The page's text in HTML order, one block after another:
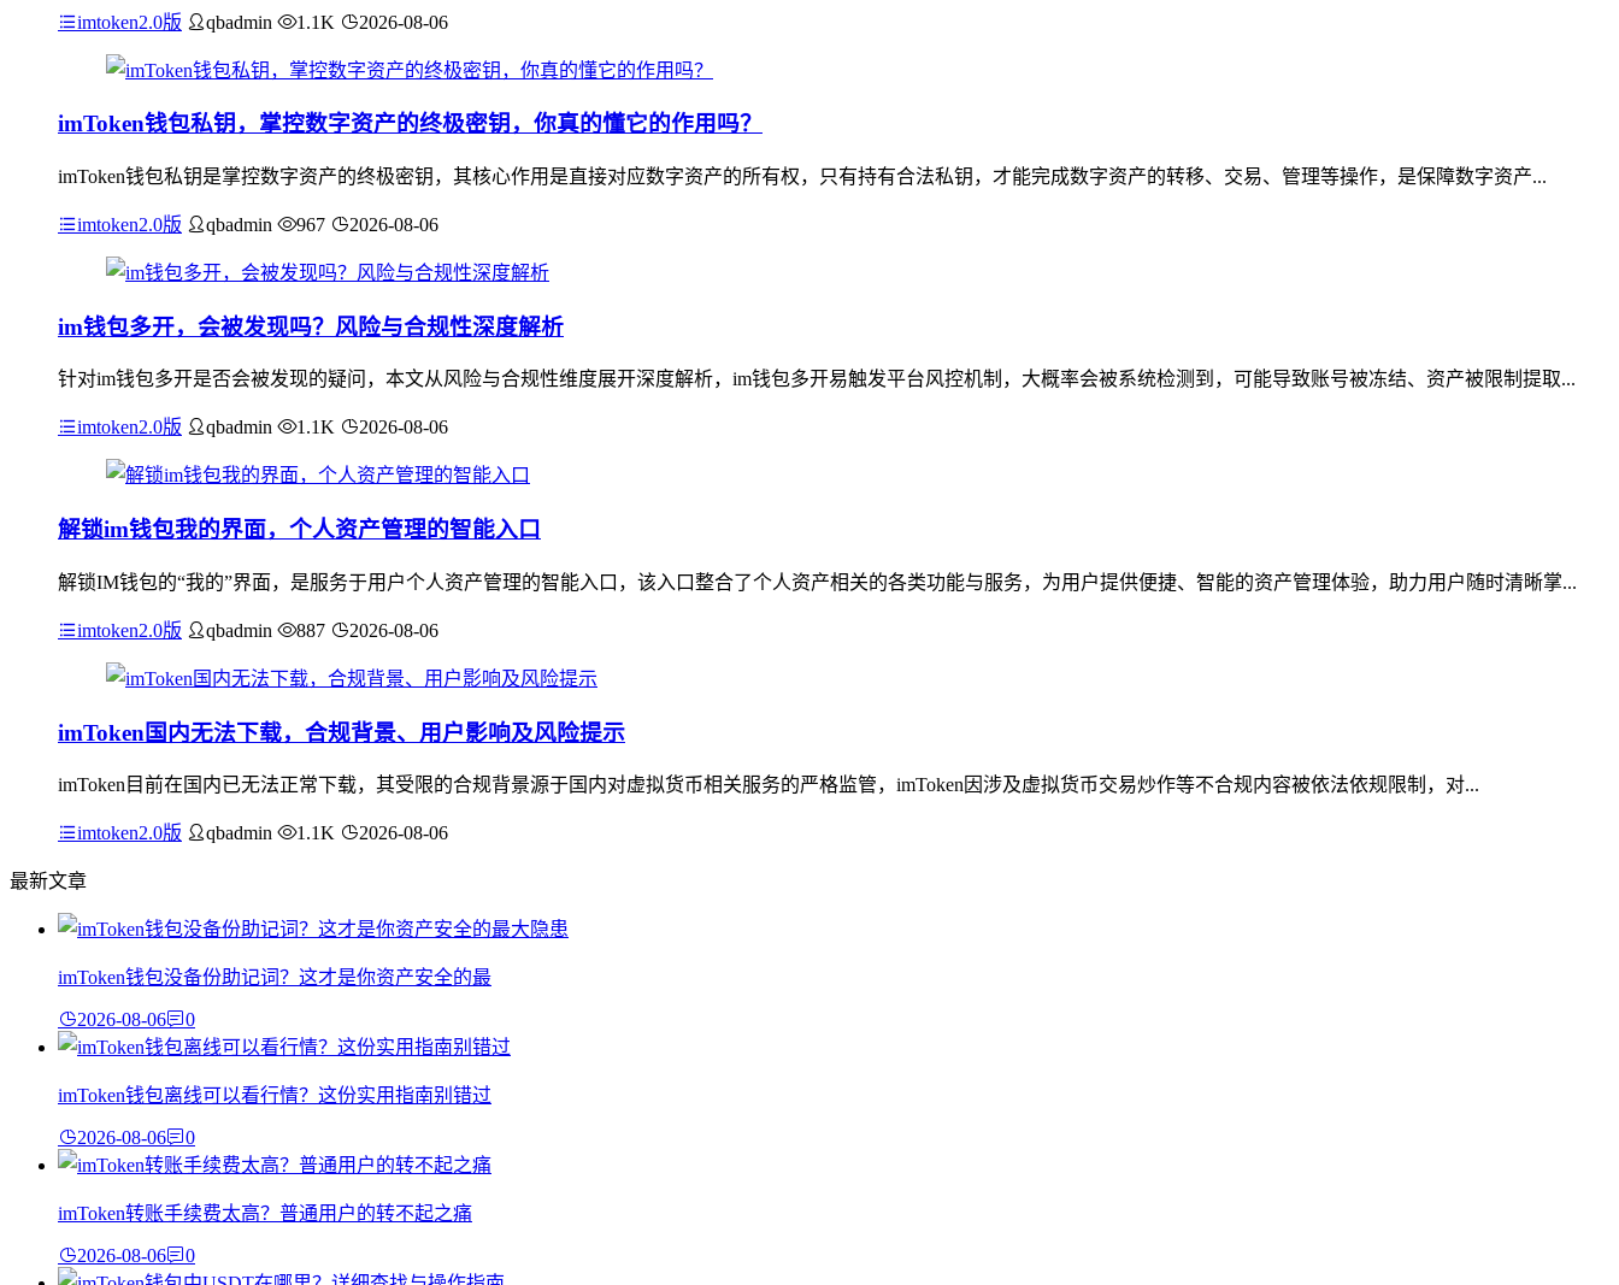
imtoken2.0版 qbadmin 1.1K 2026-08-06
imToken钱包私钥，掌控数字资产的终极密钥，你真的懂它的作用吗？
imToken钱包私钥是掌控数字资产的终极密钥，其核心作用是直接对应数字资产的所有权，只有持有合法私钥，才能完成数字资产的转移、交易、管理等操作，是保障数字资产...
imtoken2.0版 qbadmin 967 2026-08-06
im钱包多开，会被发现吗？风险与合规性深度解析
针对im钱包多开是否会被发现的疑问，本文从风险与合规性维度展开深度解析，im钱包多开易触发平台风控机制，大概率会被系统检测到，可能导致账号被冻结、资产被限制提取...
imtoken2.0版 qbadmin 1.1K 2026-08-06
解锁im钱包我的界面，个人资产管理的智能入口
解锁IM钱包的“我的”界面，是服务于用户个人资产管理的智能入口，该入口整合了个人资产相关的各类功能与服务，为用户提供便捷、智能的资产管理体验，助力用户随时清晰掌...
imtoken2.0版 qbadmin 887 2026-08-06
imToken国内无法下载，合规背景、用户影响及风险提示
imToken目前在国内已无法正常下载，其受限的合规背景源于国内对虚拟货币相关服务的严格监管，imToken因涉及虚拟货币交易炒作等不合规内容被依法依规限制，对...
imtoken2.0版 qbadmin 1.1K 2026-08-06
最新文章
imToken钱包没备份助记词？这才是你资产安全的最
2026-08-06 0
imToken钱包离线可以看行情？这份实用指南别错过
2026-08-06 0
imToken转账手续费太高？普通用户的转不起之痛
2026-08-06 0